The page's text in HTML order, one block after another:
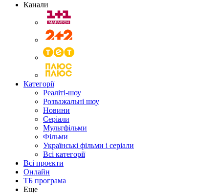
Канали
Категорії
Реаліті-шоу
Розважальні шоу
Новини
Серіали
Мультфільми
Фільми
Українські фільми і серіали
Всі категорії
Всі проєкти
Онлайн
ТБ програма
Еще